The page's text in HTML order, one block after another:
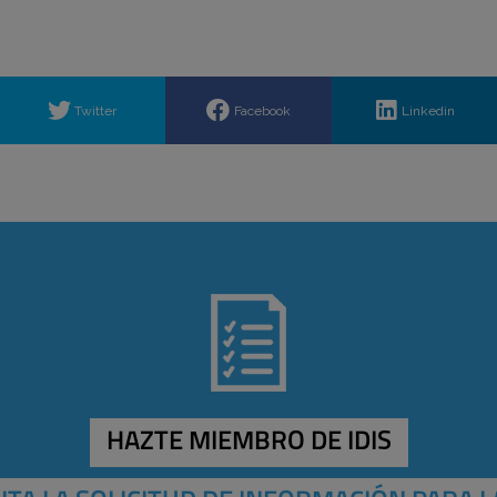
Twitter Facebook Linkedin
HAZTE MIEMBRO DE IDIS